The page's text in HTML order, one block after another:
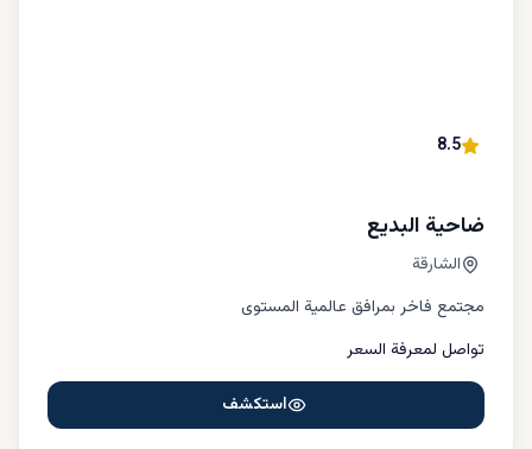
8.5
ضاحية البديع
الشارقة
مجتمع فاخر بمرافق عالمية المستوى
تواصل لمعرفة السعر
استكشف